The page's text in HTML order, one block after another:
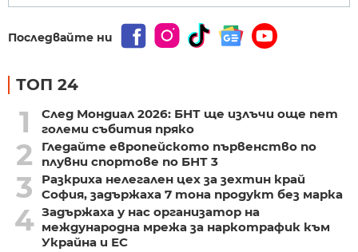
Последвайте ни
ТОП 24
1
След Мондиал 2026: БНТ ще излъчи още пет
големи събития пряко
2
Гледайте европейското първенство по
плувни спортове по БНТ 3
3
Разкриха нелегален цех за зехтин край
София, задържаха 7 тона продукт без марка
4 Задържаха у нас организатор на
международна мрежа за наркотрафик към
Украйна и ЕС